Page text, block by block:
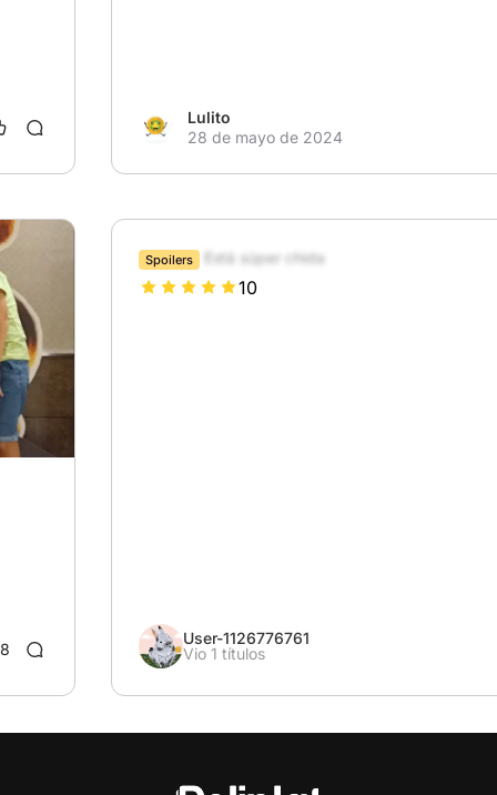
Lulito
28 de mayo de 2024
8
Spoilers Está súper chida
10
User-1126776761
Vio 1 títulos